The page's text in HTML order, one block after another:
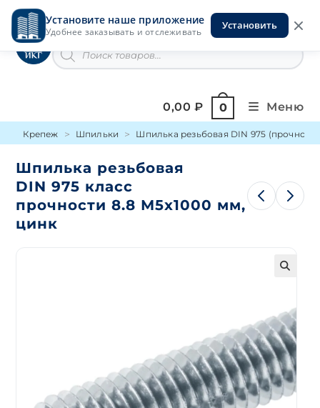
Установите наше приложение
Удобнее заказывать и отслеживать
Установить
Перейти
содержимомуИнструменты на Горской
товаров
0,00₽ 0 Меню
Крепеж Шпильки Шпилька резьбовая DIN 975
Шпилька резьбовая
DIN 975 класс
прочности 8.8 М5х1000 мм,
цинк